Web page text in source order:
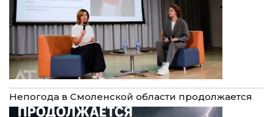
Непогода в Смоленской области продолжается